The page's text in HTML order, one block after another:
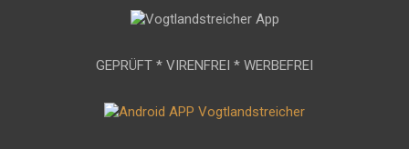
GEPRÜFT * VIRENFREI * WERBEFREI